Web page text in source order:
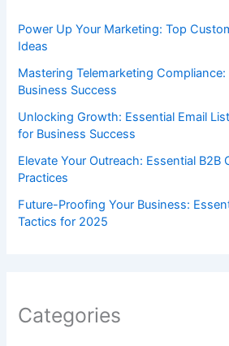
Power Up Your Marketing: Top
Ideas
Mastering Telemarketing
Business Success
Unlocking Growth: Essential Email
for Business Success
Elevate Your Outreach: Essential B2B
Practices
Future-Proofing Your Business:
Tactics for 2025
Categories